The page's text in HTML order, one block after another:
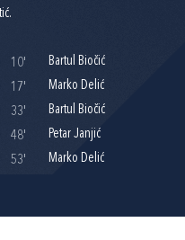
10'
Bartul Biočić
17'
Marko Delić
33'
Bartul Biočić
48'
Petar Janjić
53'
Marko Delić